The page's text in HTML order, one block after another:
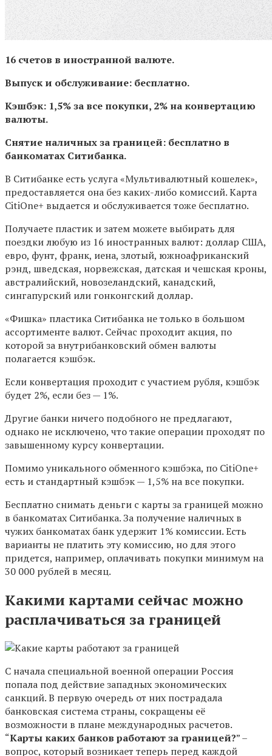
16 счетов в иностранной валюте.
Выпуск и обслуживание: бесплатно.
Кэшбэк: 1,5% за все покупки, 2% на конвертацию
валюты.
Снятие наличных за границей: бесплатно в
банкоматах Ситибанка.
В Ситибанке есть услуга «Мультивалютный кошелек»,
предоставляется она без каких-либо комиссий. Карта
CitiOne+ выдается и обслуживается тоже бесплатно.
Получаете пластик и затем можете выбирать для
поездки любую из 16 иностранных валют: доллар США,
евро, фунт, франк, иена, злотый, южноафриканский
рэнд, шведская, норвежская, датская и чешская кроны,
австралийский, новозеландский, канадский,
сингапурский или гонконгский доллар.
«Фишка» пластика Ситибанка не только в большом
ассортименте валют. Сейчас проходит акция, по
которой за внутрибанковский обмен валюты
полагается кэшбэк.
Если конвертация проходит с участием рубля, кэшбэк
будет 2%, если без — 1%.
Другие банки ничего подобного не предлагают,
однако не исключено, что такие операции проходят по
завышенному курсу конвертации.
Помимо уникального обменного кэшбэка, по CitiOne+
есть и стандартный кэшбэк — 1,5% на все покупки.
Бесплатно снимать деньги с карты за границей можно
в банкоматах Ситибанка. За получение наличных в
чужих банкоматах банк удержит 1% комиссии. Есть
варианты не платить эту комиссию, но для этого
придется, например, оплачивать покупки минимум на
30 000 рублей в месяц.
Какими картами сейчас можно
расплачиваться за границей
С начала специальной военной операции Россия
попала под действие западных экономических
санкций. В первую очередь от них пострадала
банковская система страны, сокращены её
возможности в плане международных расчетов.
“Карты каких банков работают за границей?” –
вопрос, который возникает теперь перед каждой